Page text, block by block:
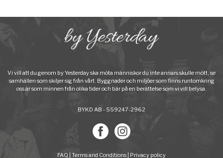
Vi vill att du genom by Yesterday ska möta människor du inte annars skulle mött, se
samhällen som skiljer sig från vårt. Byggnader och miljöer som finns runtomkring
oss är som minnen från olika tider och bär på en berättelse som vi vill belysa.
BYKD AB - 559247-2962
FAQ Terms and Conditions Privacy policy